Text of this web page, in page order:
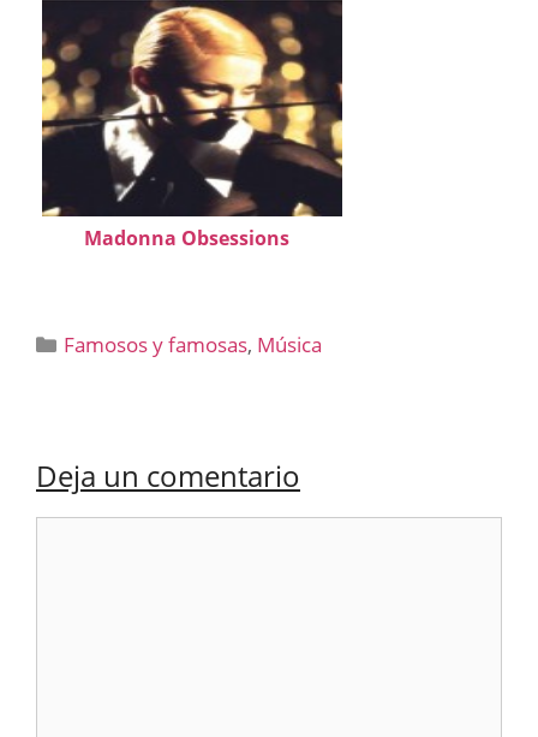
Madonna Obsessions
Categorías
Famosos y famosas, Música
Deja un comentario